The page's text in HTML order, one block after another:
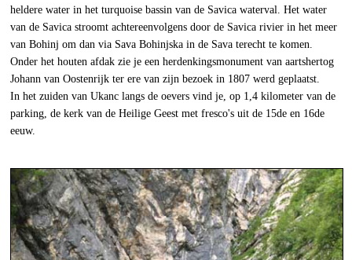
heldere water in het turquoise bassin van de Savica waterval. Het water
van de Savica stroomt achtereenvolgens door de Savica rivier in het meer
van Bohinj om dan via Sava Bohinjska in de Sava terecht te komen.
Onder het houten afdak zie je een herdenkingsmonument van aartshertog
Johann van Oostenrijk ter ere van zijn bezoek in 1807 werd geplaatst.
In het zuiden van Ukanc langs de oevers vind je, op 1,4 kilometer van de
parking, de kerk van de Heilige Geest met fresco's uit de 15de en 16de
eeuw.